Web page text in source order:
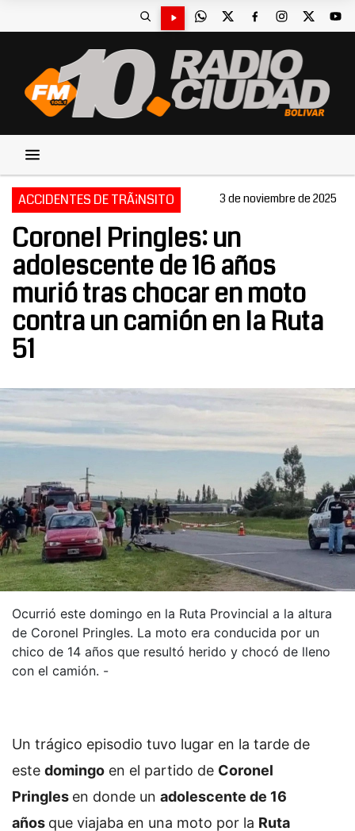
ACCIDENTES DE TRÃ¡NSITO 3 de noviembre de 2025
Coronel Pringles: un
adolescente de 16 años
murió tras chocar en moto
contra un camión en la Ruta
51
Ocurrió este domingo en la Ruta Provincial a la altura
de Coronel Pringles. La moto era conducida por un
chico de 14 años que resultó herido y chocó de lleno
con el camión. -
Un trágico episodio tuvo lugar en la tarde de
este domingo en el partido de Coronel
Pringles en donde un adolescente de 16
años que viajaba en una moto por la Ruta